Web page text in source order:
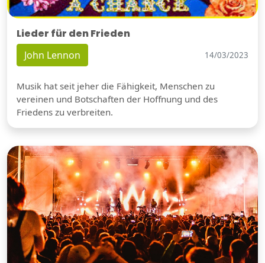
Lieder für den Frieden
John Lennon 14/03/2023
Musik hat seit jeher die Fähigkeit, Menschen zu
vereinen und Botschaften der Hoffnung und des
Friedens zu verbreiten.